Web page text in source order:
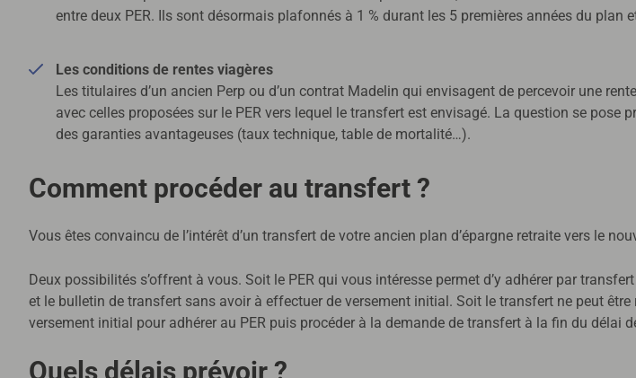
entre deux PER. Ils sont désormais plafonnés à 1 % durant les 5 premières années du plan
Les conditions de rentes viagères
Les titulaires d’un ancien Perp ou d’un contrat Madelin qui envisagent de percevoir une
avec celles proposées sur le PER vers lequel le transfert est envisagé. La question se
des garanties avantageuses (taux technique, table de mortalité…).
Comment procéder au transfert ?
Vous êtes convaincu de l’intérêt d’un transfert de votre ancien plan d’épargne retraite vers le
Deux possibilités s’offrent à vous. Soit le PER qui vous intéresse permet d’y adhérer par
et le bulletin de transfert sans avoir à effectuer de versement initial. Soit le transfert ne peut
versement initial pour adhérer au PER puis procéder à la demande de transfert à la fin du délai
Quels délais prévoir ?